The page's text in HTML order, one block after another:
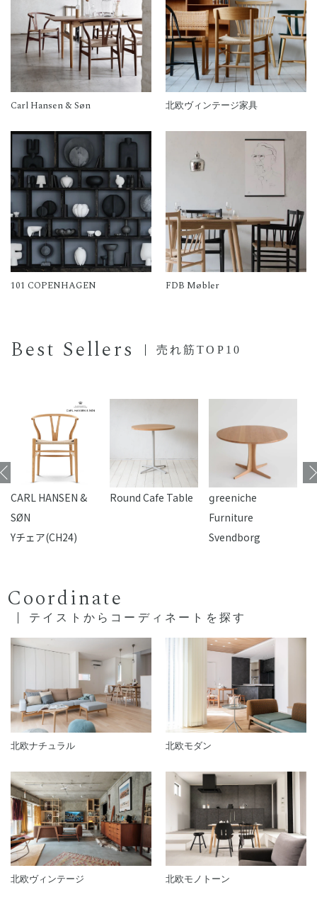
Carl Hansen & Søn 北欧ヴィンテージ家具
101 COPENHAGEN FDB Møbler
Best Sellers 売れ筋TOP10
CARL HANSEN &
SØN
Yチェア(CH24)
Round Cafe Table
reeniche
Furniture
Svendborg
Coordinate
テイストからコーディネートを探す
北欧ナチュラル 北欧モダン
北欧ヴィンテージ 北欧モノトーン